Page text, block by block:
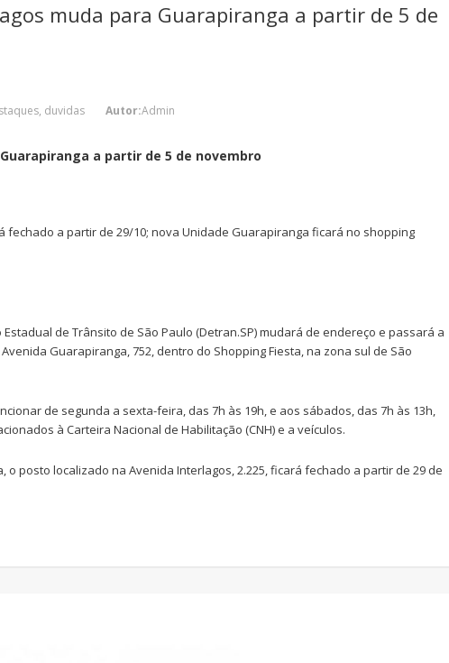
muda para Guarapiranga a partir de 5 de
, duvidas Autor:Admin
a partir de 5 de novembro
fechado a partir de 29/10; nova Unidade Guarapiranga ficará no shopping
de Trânsito de São Paulo (Detran.SP) mudará de endereço e passará a
Guarapiranga, 752, dentro do Shopping Fiesta, na zona sul de São
de segunda a sexta-feira, das 7h às 19h, e aos sábados, das 7h às 13h,
à Carteira Nacional de Habilitação (CNH) e a veículos.
o posto localizado na Avenida Interlagos, 2.225, ficará fechado a partir de 29 de